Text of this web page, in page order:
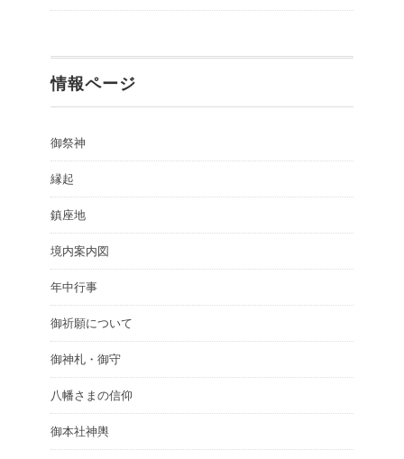
情報ページ
御祭神
縁起
鎮座地
境内案内図
年中行事
御祈願について
御神札・御守
八幡さまの信仰
御本社神輿